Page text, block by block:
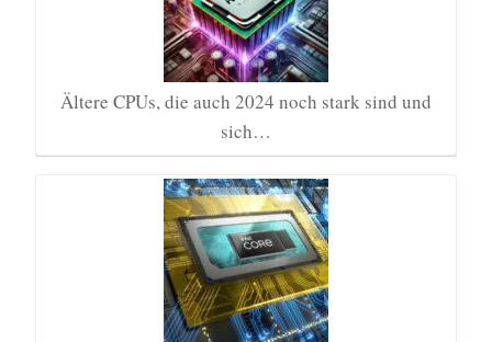
Ältere CPUs, die auch 2024 noch stark sind und
sich…